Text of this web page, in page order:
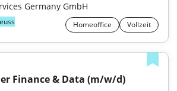
Germany GmbH
Homeoffice Vollzeit
Finance & Data (m/w/d)